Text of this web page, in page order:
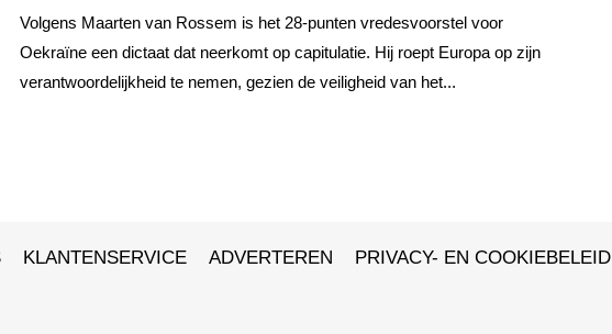
Volgens Maarten van Rossem is het 28-punten vredesvoorstel voor
Oekraïne een dictaat dat neerkomt op capitulatie. Hij roept Europa op zijn
verantwoordelijkheid te nemen, gezien de veiligheid van het...
KLANTENSERVICE ADVERTEREN PRIVACY- EN COOKIEBELEID